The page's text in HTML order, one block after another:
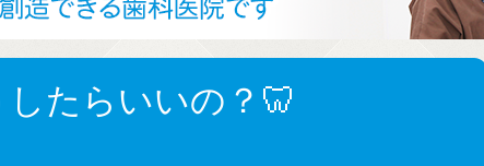
たらいいの？🦷